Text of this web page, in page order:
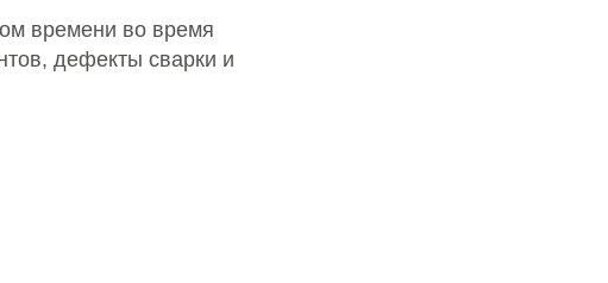
времени во время
дефекты сварки и